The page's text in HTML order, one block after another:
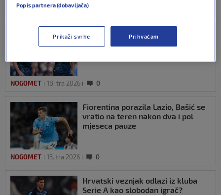
NOGOMET 22. tra 2026
Hrvatski veznjak se oporavio i
NOGOMET 18. tra 2026 0
Fiorentina porazila Lazio, Bašić se
vratio na teren nakon dva i pol
mjeseca pauze
NOGOMET 13. tra 2026 0
Hrvatski veznjak odlazi iz kluba
Serie A kao slobodan igrač?
Popis partnera (dobavljača)
Prikaži svrhe Prihvaćam